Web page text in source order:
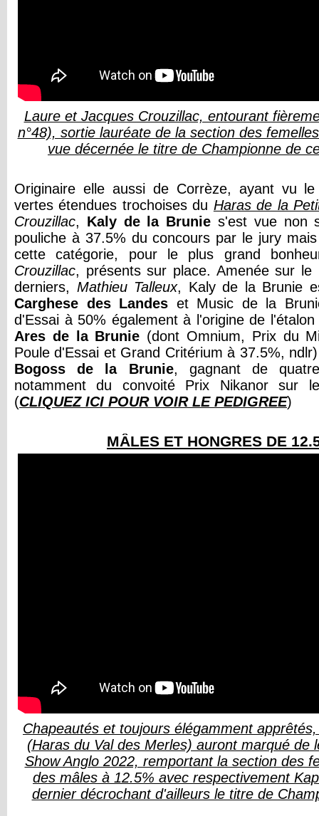
Laure et Jacques Crouzillac, entourant
n°48), sortie lauréate de la section des
vue décernée le titre de Championne de
Originaire elle aussi de Corrèze, ayant vu
vertes étendues trochoises du Haras de la
Crouzillac, Kaly de la Brunie s'est vue non
pouliche à 37.5% du concours par le jury
cette catégorie, pour le plus grand
Crouzillac, présents sur place. Amenée sur
derniers, Mathieu Talleux, Kaly de la Brunie
Carghese des Landes et Music de la
d'Essai à 50% également à l'origine de
Ares de la Brunie (dont Omnium, Prix du
Poule d'Essai et Grand Critérium à 37.5%,
Bogoss de la Brunie, gagnant de
notamment du convoité Prix Nikanor sur
(CLIQUEZ ICI POUR VOIR LE PEDIGREE)
MÂLES ET HONGRES DE
Chapeautés et toujours élégamment
(Haras du Val des Merles) auront marqué de
Show Anglo 2022, remportant la section des
des mâles à 12.5% avec respectivement
dernier décrochant d'ailleurs le titre de